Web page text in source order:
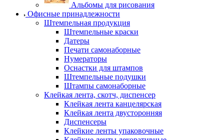
Альбомы для рисования
Офисные принадлежности
Штемпельная продукция
Штемпельные краски
Датеры
Печати самонаборные
Нумераторы
Оснастки для штампов
Штемпельные подушки
Штампы самонаборные
Клейкая лента, скотч, диспенсер
Клейкая лента канцелярская
Клейкая лента двусторонняя
Диспенсеры
Клейкие ленты упаковочные